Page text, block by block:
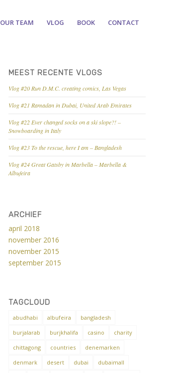
OUR TEAM VLOG BOOK CONTACT
MEEST RECENTE VLOGS
Vlog #20 Run D.M.C. creating comics, Las Vegas
Vlog #21 Ramadan in Dubai, United Arab Emirates
Vlog #22 Ever changed socks on a ski slope?! –
Snowboarding in Italy
Vlog #23 To the rescue, here I am – Bangladesh
Vlog #24 Great Gatsby in Marbella – Marbella &
Albufeira
ARCHIEF
april 2018
november 2016
november 2015
september 2015
TAGCLOUD
abudhabi albufeira
bangladesh
burjalarab
burjkhalifa casino
charity
chittagong
countries
denemarken
denmark
desert dubai
dubaimall